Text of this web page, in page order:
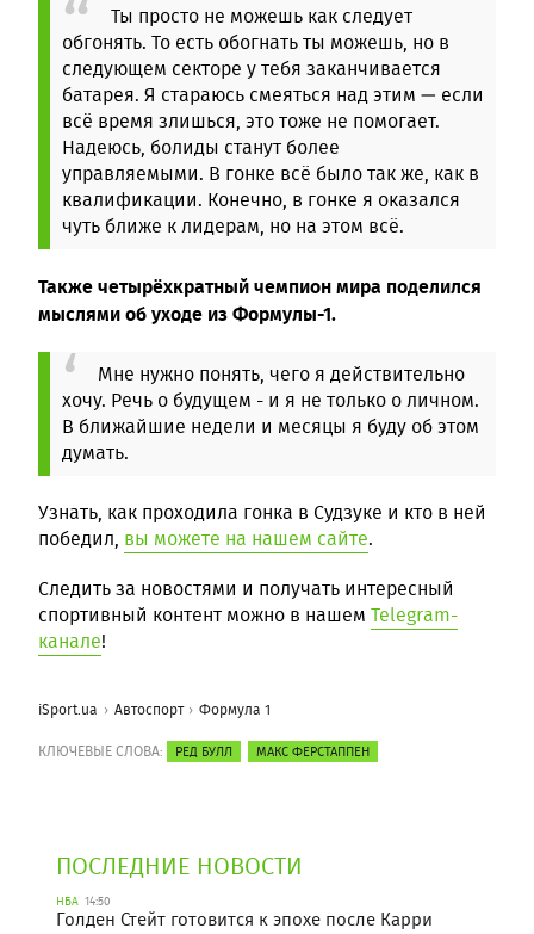
Ты просто не можешь как следует
обгонять. То есть обогнать ты можешь, но в
следующем секторе у тебя заканчивается
батарея. Я стараюсь смеяться над этим — если
всё время злишься, это тоже не помогает.
Надеюсь, болиды станут более
управляемыми. В гонке всё было так же, как в
квалификации. Конечно, в гонке я оказался
чуть ближе к лидерам, но на этом всё.
Также четырёхкратный чемпион мира поделился
мыслями об уходе из Формулы-1.
Мне нужно понять, чего я действительно
хочу. Речь о будущем - и я не только о личном.
В ближайшие недели и месяцы я буду об этом
думать.
Узнать, как проходила гонка в Судзуке и кто в ней
победил, вы можете на нашем сайте.
Следить за новостями и получать интересный
спортивный контент можно в нашем Telegram-
канале!
iSport.ua Автоспорт Формула 1
КЛЮЧЕВЫЕ СЛОВА: РЕД БУЛЛ МАКС ФЕРСТАППЕН
ПОСЛЕДНИЕ НОВОСТИ
НБА 14:50
Голден Стейт готовится к эпохе после Карри